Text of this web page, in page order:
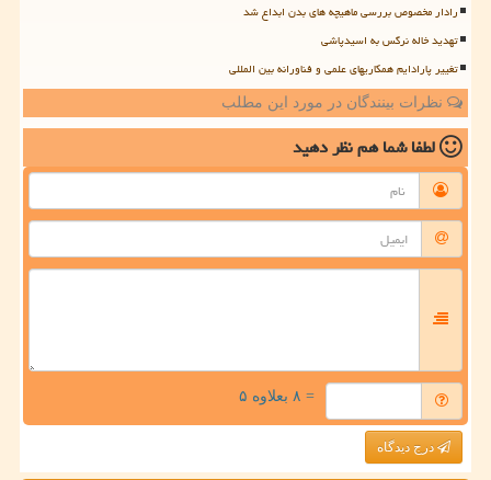
رادار مخصوص بررسی ماهیچه های بدن ابداع شد
تهدید خاله نرگس به اسیدپاشی
تغییر پارادایم همکاریهای علمی و فناورانه بین المللی
نظرات بینندگان در مورد این مطلب
لطفا شما همنظر دهید
= ۸ بعلاوه ۵
درج دیدگاه